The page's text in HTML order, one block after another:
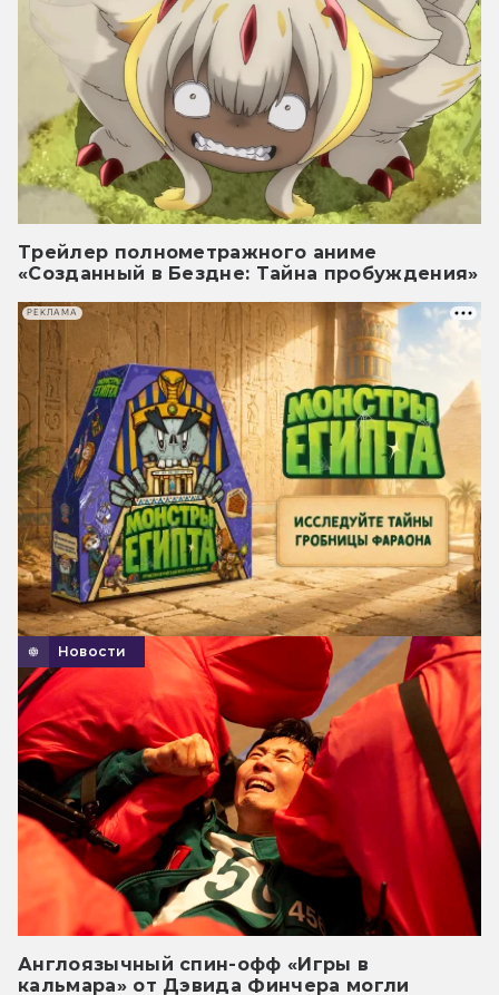
Трейлер полнометражного аниме
«Созданный в Бездне: Тайна пробуждения»
Новости
Англоязычный спин-офф «Игры в
кальмара» от Дэвида Финчера могли
РЕКЛАМА